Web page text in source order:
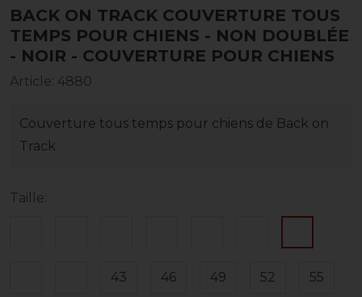
BACK ON TRACK COUVERTURE TOUS
TEMPS POUR CHIENS - NON DOUBLÉE
- NOIR - COUVERTURE POUR CHIENS
Article: 4880
Couverture tous temps pour chiens de Back on
Track
Taille:
43 46 49 52 55